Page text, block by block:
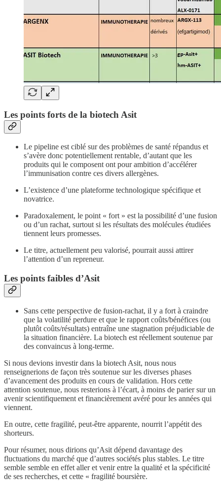
Les points forts de la biotech Asit
Le pipeline est ciblé sur des problèmes de santé répandus et
s’avère donc potentiellement rentable, d’autant que les
produits qui le composent ont pour ambition d’accélérer
l’immunisation contre ces divers allergènes.
L’existence d’une plateforme technologique spécifique et
novatrice.
Paradoxalement, le point « fort » est la possibilité d’une fusion
ou d’un rachat, surtout si les résultats des molécules étudiées
tiennent leurs promesses.
Le titre, actuellement peu valorisé, pourrait aussi attirer
l’attention d’un repreneur.
Les points faibles d’Asit
Sans cette perspective de fusion-rachat, il y a fort à craindre
que la volatilité perdure et que le rapport coûts/bénéfices (ou
plutôt coûts/résultats) entraîne une stagnation préjudiciable de
la situation financière. La biotech est réellement soutenue par
des convaincus à long-terme.
Si nous devions investir dans la biotech Asit, nous nous
renseignerions de façon très soutenue sur les diverses phases
d’avancement des produits en cours de validation. Hors cette
attention soutenue, nous resterions à l’écart, à moins de parier sur un
avenir scientifiquement et financièrement avéré pour les années qui
viennent.
En outre, cette fragilité, peut-être apparente, nourrit l’appétit des
shorteurs.
Pour résumer, nous dirions qu’Asit dépend davantage des
fluctuations du marché que d’autres sociétés plus stables. Le titre
semble semble en effet aller et venir entre la qualité et la spécificité
de ses recherches, et cette « fragilité boursière.